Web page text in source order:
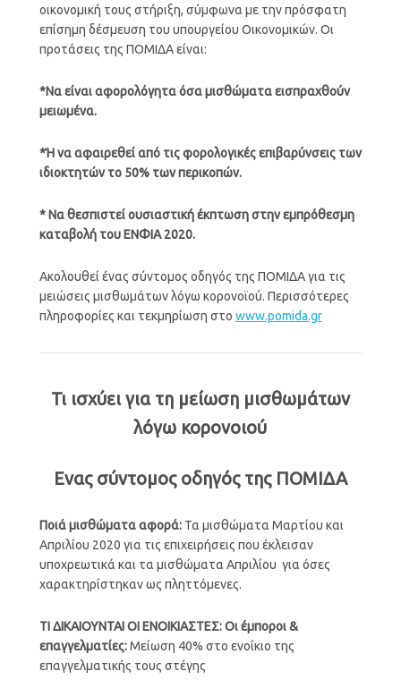
οικονομική τους στήριξη, σύμφωνα με την πρόσφατη
επίσημη δέσμευση του υπουργείου Οικονομικών. Οι
προτάσεις της ΠΟΜΙΔΑ είναι:
*Να είναι αφορολόγητα όσα μισθώματα εισπραχθούν
μειωμένα.
*Ή να αφαιρεθεί από τις φορολογικές επιβαρύνσεις των
ιδιοκτητών το 50% των περικοπών.
* Να θεσπιστεί ουσιαστική έκπτωση στην εμπρόθεσμη
καταβολή του ΕΝΦΙΑ 2020.
Ακολουθεί ένας σύντομος οδηγός της ΠΟΜΙΔΑ για τις
μειώσεις μισθωμάτων λόγω κορονοϊού. Περισσότερες
πληροφορίες και τεκμηρίωση στο www.pomida.gr
Τι ισχύει για τη μείωση μισθωμάτων
λόγω κορονοιού
Ενας σύντομος οδηγός της ΠΟΜΙΔΑ
Ποιά μισθώματα αφορά:Τα μισθώματα Μαρτίου και
Απριλίου 2020 για τις επιχειρήσεις που έκλεισαν
υποχρεωτικά και τα μισθώματα Απριλίου για όσες
χαρακτηρίστηκαν ως πληττόμενες.
ΤΙ ΔΙΚΑΙΟΥΝΤΑΙ ΟΙ ΕΝΟΙΚΙΑΣΤΕΣ: Οι έμποροι &
επαγγελματίες:Μείωση 40% στο ενοίκιο της
επαγγελματικής τους στέγης